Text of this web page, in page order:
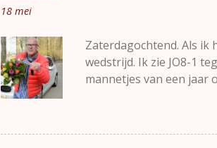
18 mei
Zaterdagochtend. Als
wedstrijd. Ik zie JO8-1
mannetjes van een jaar
Overal start